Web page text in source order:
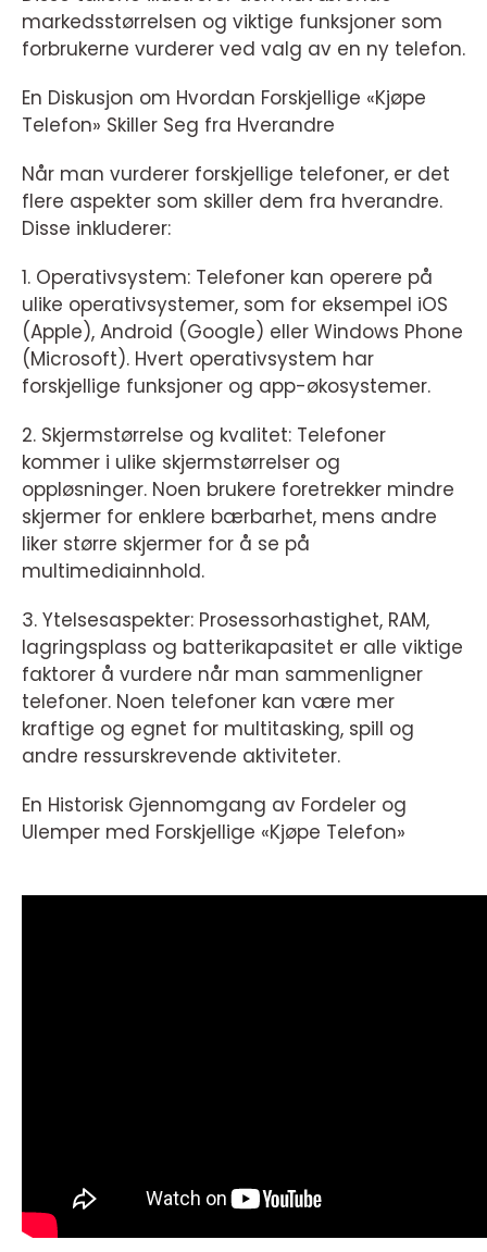
markedsstørrelsen og viktige funksjoner som
forbrukerne vurderer ved valg av en ny telefon.
En Diskusjon om Hvordan Forskjellige «Kjøpe
Telefon» Skiller Seg fra Hverandre
Når man vurderer forskjellige telefoner, er det
flere aspekter som skiller dem fra hverandre.
Disse inkluderer:
1. Operativsystem: Telefoner kan operere på
ulike operativsystemer, som for eksempel iOS
(Apple), Android (Google) eller Windows Phone
(Microsoft). Hvert operativsystem har
forskjellige funksjoner og app-økosystemer.
2. Skjermstørrelse og kvalitet: Telefoner
kommer i ulike skjermstørrelser og
oppløsninger. Noen brukere foretrekker mindre
skjermer for enklere bærbarhet, mens andre
liker større skjermer for å se på
multimediainnhold.
3. Ytelsesaspekter: Prosessorhastighet, RAM,
lagringsplass og batterikapasitet er alle viktige
faktorer å vurdere når man sammenligner
telefoner. Noen telefoner kan være mer
kraftige og egnet for multitasking, spill og
andre ressurskrevende aktiviteter.
En Historisk Gjennomgang av Fordeler og
Ulemper med Forskjellige «Kjøpe Telefon»